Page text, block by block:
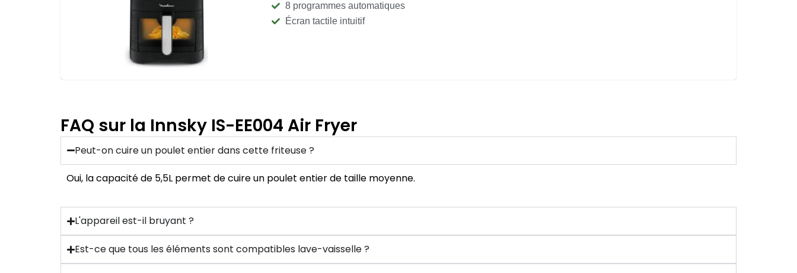
8 programmes automatiques
Écran tactile intuitif
FAQ sur la Innsky IS-EE004 Air Fryer
Peut-on cuire un poulet entier dans cette friteuse ?
Oui, la capacité de 5,5L permet de cuire un poulet entier de taille moyenne.
L'appareil est-il bruyant ?
Est-ce que tous les éléments sont compatibles lave-vaisselle ?